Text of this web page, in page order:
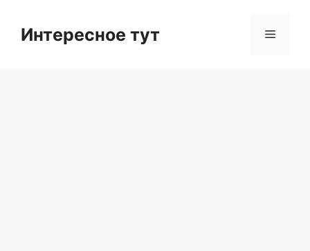
contentИнтересное тут Menu